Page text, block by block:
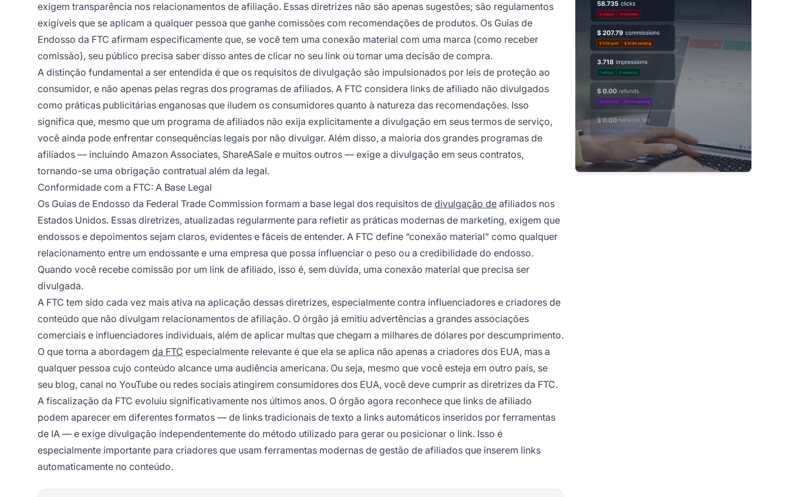
exigem transparência nos relacionamentos de afiliação. Essas diretrizes não são apenas sugestões; são regulamentos
exigíveis que se aplicam a qualquer pessoa que ganhe comissões com recomendações de produtos. Os Guias de
Endosso da FTC afirmam especificamente que, se você tem uma conexão material com uma marca (como receber
comissão), seu público precisa saber disso antes de clicar no seu link ou tomar uma decisão de compra.
A distinção fundamental a ser entendida é que os requisitos de divulgação são impulsionados por leis de proteção ao
consumidor, e não apenas pelas regras dos programas de afiliados. A FTC considera links de afiliado não divulgados
como práticas publicitárias enganosas que iludem os consumidores quanto à natureza das recomendações. Isso
significa que, mesmo que um programa de afiliados não exija explicitamente a divulgação em seus termos de serviço,
você ainda pode enfrentar consequências legais por não divulgar. Além disso, a maioria dos grandes programas de
afiliados — incluindo Amazon Associates, ShareASale e muitos outros — exige a divulgação em seus contratos,
tornando-se uma obrigação contratual além da legal.
Conformidade com a FTC: A Base Legal
Os Guias de Endosso da Federal Trade Commission formam a base legal dos requisitos de divulgação de afiliados nos
Estados Unidos. Essas diretrizes, atualizadas regularmente para refletir as práticas modernas de marketing, exigem que
endossos e depoimentos sejam claros, evidentes e fáceis de entender. A FTC define “conexão material” como qualquer
relacionamento entre um endossante e uma empresa que possa influenciar o peso ou a credibilidade do endosso.
Quando você recebe comissão por um link de afiliado, isso é, sem dúvida, uma conexão material que precisa ser
divulgada.
A FTC tem sido cada vez mais ativa na aplicação dessas diretrizes, especialmente contra influenciadores e criadores de
conteúdo que não divulgam relacionamentos de afiliação. O órgão já emitiu advertências a grandes associações
comerciais e influenciadores individuais, além de aplicar multas que chegam a milhares de dólares por descumprimento.
O que torna a abordagem da FTC especialmente relevante é que ela se aplica não apenas a criadores dos EUA, mas a
qualquer pessoa cujo conteúdo alcance uma audiência americana. Ou seja, mesmo que você esteja em outro país, se
seu blog, canal no YouTube ou redes sociais atingirem consumidores dos EUA, você deve cumprir as diretrizes da FTC.
A fiscalização da FTC evoluiu significativamente nos últimos anos. O órgão agora reconhece que links de afiliado
podem aparecer em diferentes formatos — de links tradicionais de texto a links automáticos inseridos por ferramentas
de IA — e exige divulgação independentemente do método utilizado para gerar ou posicionar o link. Isso é
especialmente importante para criadores que usam ferramentas modernas de gestão de afiliados que inserem links
automaticamente no conteúdo.